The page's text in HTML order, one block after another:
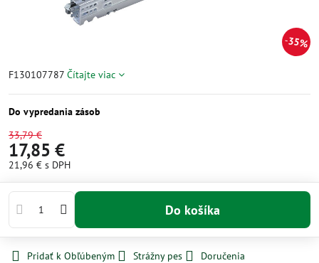
35%
F130107787 Čítajte viac
Do vypredania zásob
33,79 €
17,85 €
21,96 € s DPH
Do košíka
Pridať k Obľúbeným Strážny pes
Doručenia